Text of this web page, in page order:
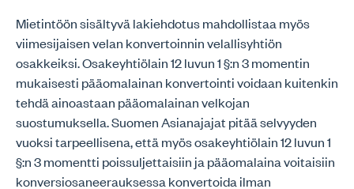
Mietintöön sisältyvä lakiehdotus mahdollistaa myös
viimesijaisen velan konvertoinnin velallisyhtiön
osakkeiksi. Osakeyhtiölain 12 luvun 1 §:n 3 momentin
mukaisesti pääomalainan konvertointi voidaan kuitenkin
tehdä ainoastaan pääomalainan velkojan
suostumuksella. Suomen Asianajajat pitää selvyyden
vuoksi tarpeellisena, että myös osakeyhtiölain 12 luvun 1
§:n 3 momentti poissuljettaisiin ja pääomalaina voitaisiin
konversiosaneerauksessa konvertoida ilman